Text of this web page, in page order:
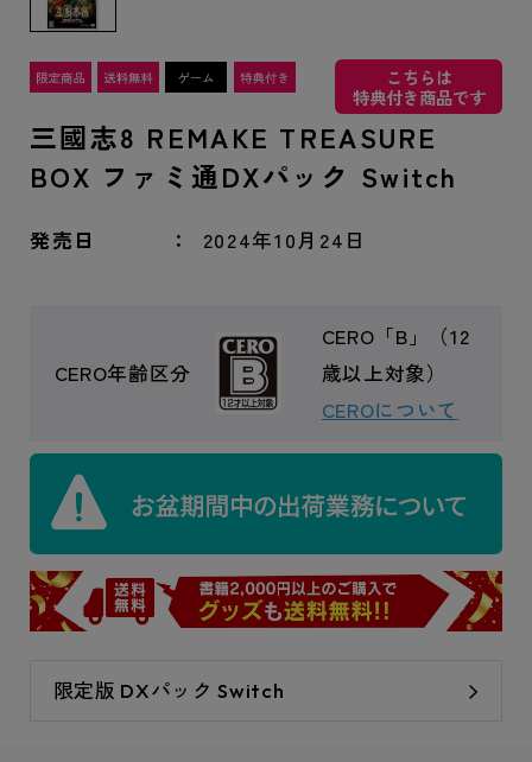
こちらは
特典付き商品です
三國志8 REMAKE TREASURE
BOX ファミ通DXパック Switch
発売日 2024年10月24日
CERO年齢区分
CERO「B」（12
歳以上対象）
CEROについて
限定版 DXパック Switch